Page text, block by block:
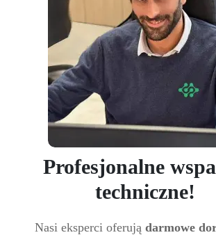
Profesjonalne
techniczne!
Nasi eksperci oferują darmowe